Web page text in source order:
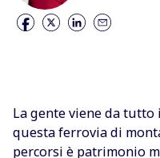
La gente viene da
questa ferrovia di
percorsi è patrimonio